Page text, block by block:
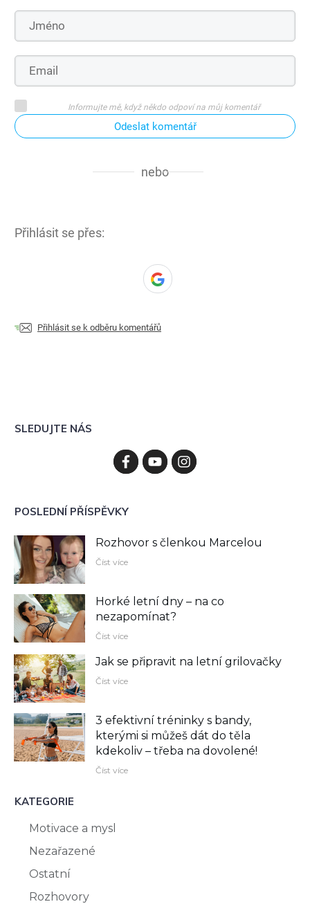
Informujte mě, když někdo odpoví na můj komentář
Odeslat komentář
nebo
Přihlásit se přes:
Přihlásit se k odběru komentářů
SLEDUJTE NÁS
POSLEDNÍ PŘÍSPĚVKY
Rozhovor s členkou Marcelou
Číst více
Horké letní dny – na co
nezapomínat?
Číst více
Jak se připravit na letní grilovačky
Číst více
3 efektivní tréninky s bandy,
kterými si můžeš dát do těla
kdekoliv –⁠ třeba na dovolené!
Číst více
KATEGORIE
Motivace a mysl
Nezařazené
Ostatní
Rozhovory